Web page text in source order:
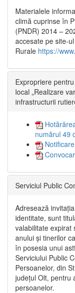
Materialele
climă cuprinse în
(PNDR) 2014 –
accesate pe site-
Rurale https://
Expropriere
local „Realizare
infrastructurii
numărul 49
Serviciul Public
Adresează
identitate, sunt
valabilitate expirat
anului și tinerilor
în posesia unui
Serviciului Public
Persoanelor, din
județul Olt, pentru
persoanelor.